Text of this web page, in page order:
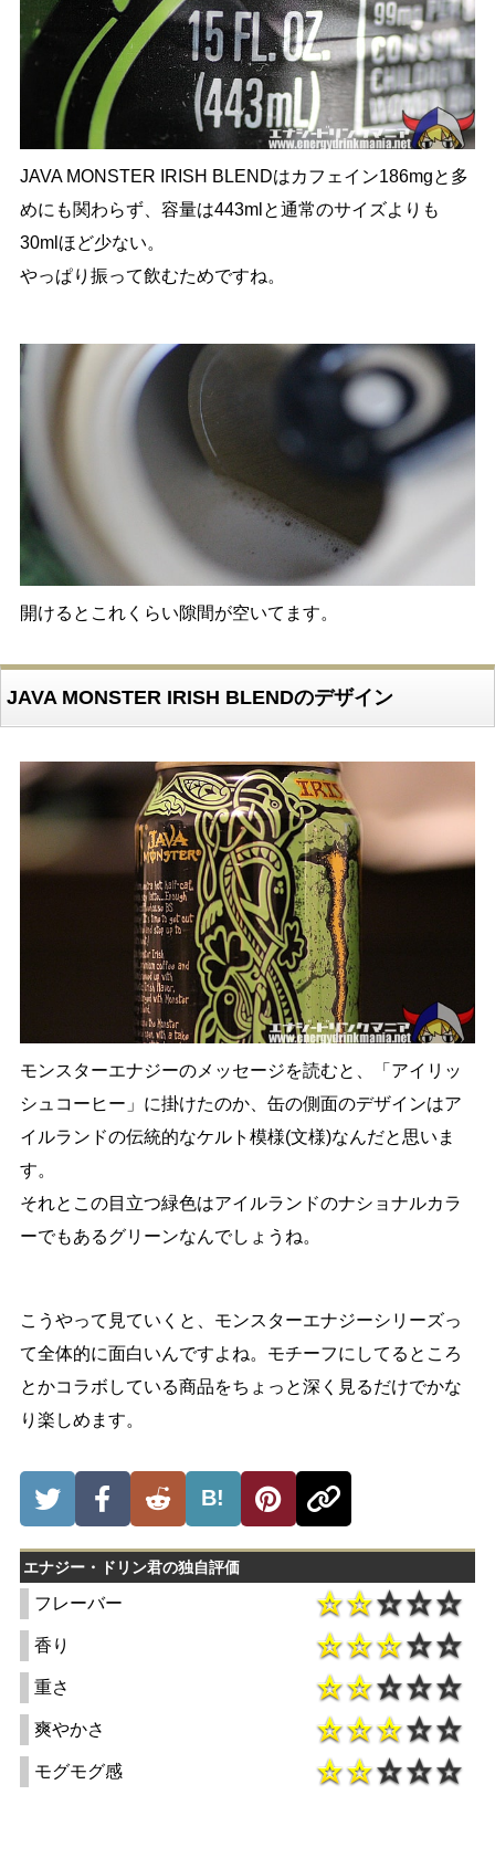
JAVA MONSTER IRISH BLENDはカフェイン186mgと多
めにも関わらず、容量は443mlと通常のサイズよりも
30mlほど少ない。
やっぱり振って飲むためですね。
開けるとこれくらい隙間が空いてます。
JAVA MONSTER IRISH BLENDのデザイン
モンスターエナジーのメッセージを読むと、「アイリッ
シュコーヒー」に掛けたのか、缶の側面のデザインはア
イルランドの伝統的なケルト模様(文様)なんだと思いま
す。
それとこの目立つ緑色はアイルランドのナショナルカラ
ーでもあるグリーンなんでしょうね。
こうやって見ていくと、モンスターエナジーシリーズっ
て全体的に面白いんですよね。モチーフにしてるところ
とかコラボしている商品をちょっと深く見るだけでかな
り楽しめます。
B!
エナジー・ドリン君の独自評価
フレーバー
香り
重さ
爽やかさ
モグモグ感